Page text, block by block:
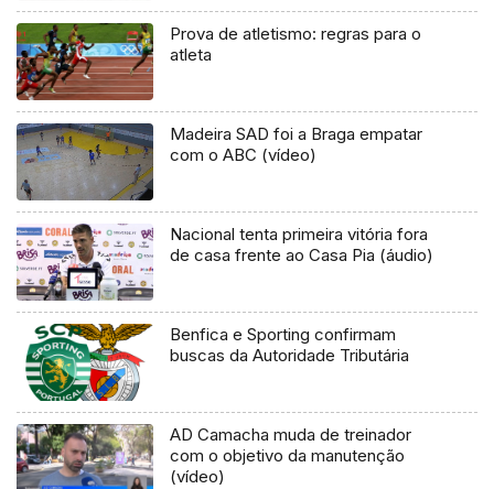
Prova de atletismo: regras para o
atleta
Madeira SAD foi a Braga empatar
com o ABC (vídeo)
Nacional tenta primeira vitória fora
de casa frente ao Casa Pia (áudio)
Benfica e Sporting confirmam
buscas da Autoridade Tributária
AD Camacha muda de treinador
com o objetivo da manutenção
(vídeo)